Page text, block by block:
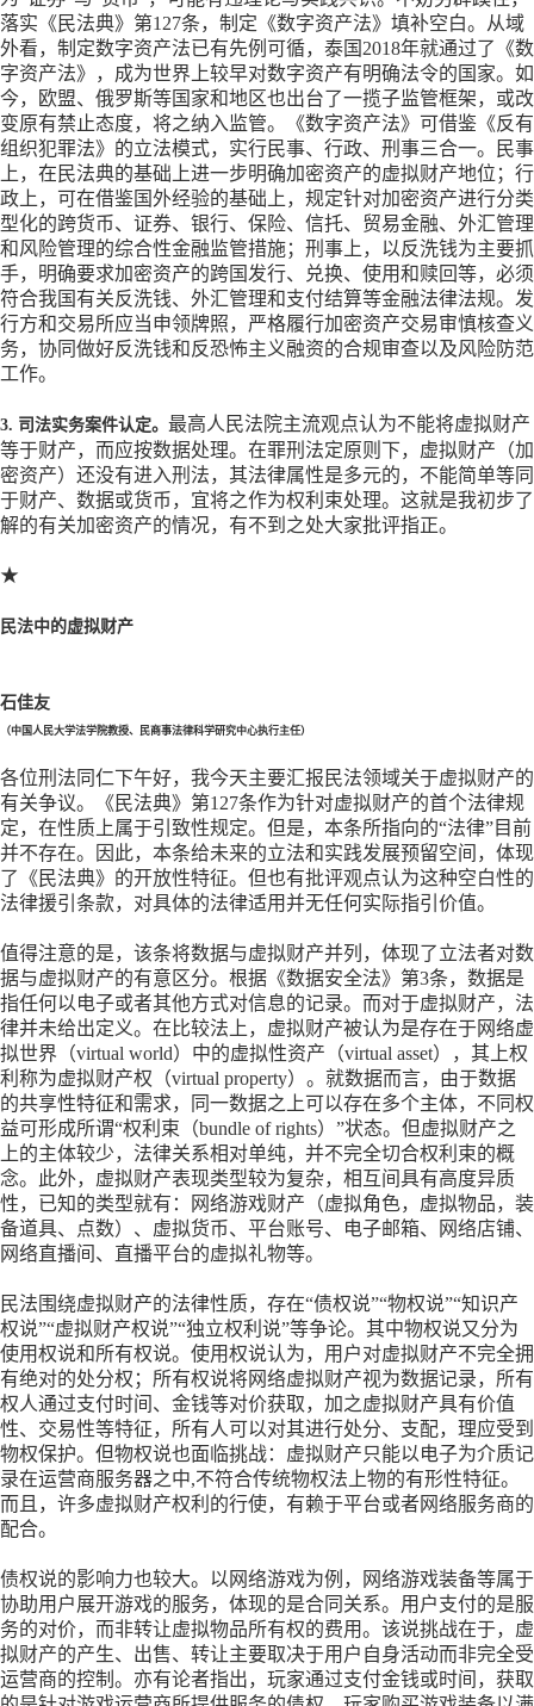
落实《民法典》第127条，制定《数字资产法》填补空白。从域
外看，制定数字资产法已有先例可循，泰国2018年就通过了《数
字资产法》，成为世界上较早对数字资产有明确法令的国家。如
今，欧盟、俄罗斯等国家和地区也出台了一揽子监管框架，或改
变原有禁止态度，将之纳入监管。《数字资产法》可借鉴《反有
组织犯罪法》的立法模式，实行民事、行政、刑事三合一。民事
上，在民法典的基础上进一步明确加密资产的虚拟财产地位；行
政上，可在借鉴国外经验的基础上，规定针对加密资产进行分类
型化的跨货币、证券、银行、保险、信托、贸易金融、外汇管理
和风险管理的综合性金融监管措施；刑事上，以反洗钱为主要抓
手，明确要求加密资产的跨国发行、兑换、使用和赎回等，必须
符合我国有关反洗钱、外汇管理和支付结算等金融法律法规。发
行方和交易所应当申领牌照，严格履行加密资产交易审慎核查义
务，协同做好反洗钱和反恐怖主义融资的合规审查以及风险防范
工作。
3. 司法实务案件认定。 最高人民法院主流观点认为不能将虚拟财产
等于财产，而应按数据处理。在罪刑法定原则下，虚拟财产（加
密资产）还没有进入刑法，其法律属性是多元的，不能简单等同
于财产、数据或货币，宜将之作为权利束处理。这就是我初步了
解的有关加密资产的情况，有不到之处大家批评指正。
★
民法中的虚拟财产
石佳友
（中国人民大学法学院教授、民商事法律科学研究中心执行主任）
各位刑法同仁下午好，我今天主要汇报民法领域关于虚拟财产的
有关争议。《民法典》第127条作为针对虚拟财产的首个法律规
定，在性质上属于引致性规定。但是，本条所指向的“法律”目前
并不存在。因此，本条给未来的立法和实践发展预留空间，体现
了《民法典》的开放性特征。但也有批评观点认为这种空白性的
法律援引条款，对具体的法律适用并无任何实际指引价值。
值得注意的是，该条将数据与虚拟财产并列，体现了立法者对数
据与虚拟财产的有意区分。根据《数据安全法》第3条，数据是
指任何以电子或者其他方式对信息的记录。而对于虚拟财产，法
律并未给出定义。在比较法上，虚拟财产被认为是存在于网络虚
拟世界（virtual world）中的虚拟性资产（virtual asset），其上权
利称为虚拟财产权（virtual property）。就数据而言，由于数据
的共享性特征和需求，同一数据之上可以存在多个主体，不同权
益可形成所谓“权利束（bundle of rights）”状态。但虚拟财产之
上的主体较少，法律关系相对单纯，并不完全切合权利束的概
念。此外，虚拟财产表现类型较为复杂，相互间具有高度异质
性，已知的类型就有：网络游戏财产（虚拟角色，虚拟物品，装
备道具、点数）、虚拟货币、平台账号、电子邮箱、网络店铺、
网络直播间、直播平台的虚拟礼物等。
民法围绕虚拟财产的法律性质，存在“债权说”“物权说”“知识产
权说”“虚拟财产权说”“独立权利说”等争论。其中物权说又分为
使用权说和所有权说。使用权说认为，用户对虚拟财产不完全拥
有绝对的处分权；所有权说将网络虚拟财产视为数据记录，所有
权人通过支付时间、金钱等对价获取，加之虚拟财产具有价值
性、交易性等特征，所有人可以对其进行处分、支配，理应受到
物权保护。但物权说也面临挑战：虚拟财产只能以电子为介质记
录在运营商服务器之中,不符合传统物权法上物的有形性特征。
而且，许多虚拟财产权利的行使，有赖于平台或者网络服务商的
配合。
债权说的影响力也较大。以网络游戏为例，网络游戏装备等属于
协助用户展开游戏的服务，体现的是合同关系。用户支付的是服
务的对价，而非转让虚拟物品所有权的费用。该说挑战在于，虚
拟财产的产生、出售、转让主要取决于用户自身活动而非完全受
运营商的控制。亦有论者指出，玩家通过支付金钱或时间，获取